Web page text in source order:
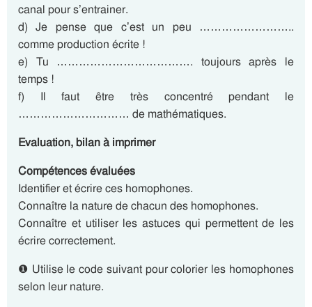
canal pour s’entrainer.
d) Je pense que c’est un peu ……………………..
comme production écrite !
e) Tu ………………………………. toujours après le
temps !
f) Il faut être très concentré pendant le
………………………… de mathématiques.
Evaluation, bilan à imprimer
Compétences évaluées
Identifier et écrire ces homophones.
Connaître la nature de chacun des homophones.
Connaître et utiliser les astuces qui permettent de les
écrire correctement.
❶ Utilise le code suivant pour colorier les homophones
selon leur nature.